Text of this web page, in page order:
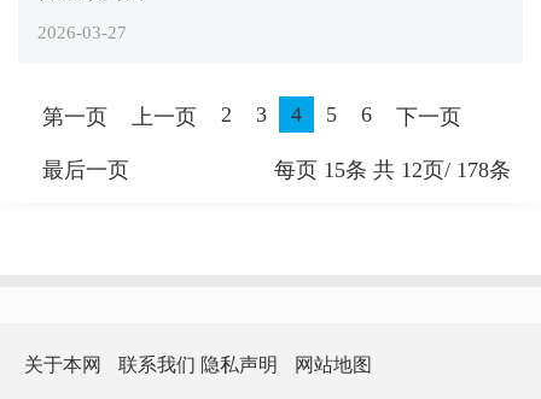
2026-03-27
第一页 上一页 2 3 4 5 6 下一页
最后一页 每页 15条 共 12页/ 178条
关于本网 联系我们 隐私声明 网站地图